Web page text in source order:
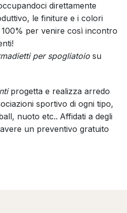
direttamente
le finiture e i colori
per venire così incontro
per spogliatoio su
progetta e realizza arredo
sportivo di ogni tipo,
nuoto etc.. Affidati a degli
un preventivo gratuito